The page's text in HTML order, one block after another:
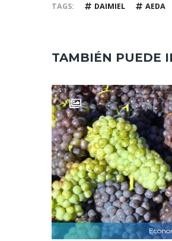
TAGS DAIMIEL AEDA
TAMBIÉN PUEDE